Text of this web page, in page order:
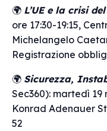
🌍 L’UE e la crisi
ore 17:30-19:15,
Michelangelo
Registrazione
🌍 Sicurezza,
Sec360): martedì 19
Konrad Adenauer
52